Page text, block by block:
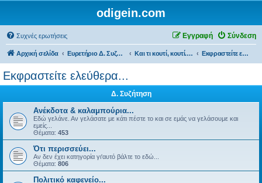
odigein.com
Συχνές ερωτήσεις Σύνδεση
Εγγραφή
Αρχική σελίδα Ευρετήριο Δ. Συζήτησης Και τι κουτί, κουτί... τώρα και η οδήγηση καινούργια σε κουτί... Εκφραστείτε ελεύθερα...
Εκφραστείτε ελεύθερα...
Δ. Συζήτηση
Ανέκδοτα & καλαμπούρια...
Εδώ γελάνε. Αν γελάσατε με κάτι πέστε το και σε εμάς να γελάσουμε και
εμείς...
Θέματα: 453
Ότι περισσεύει...
Αν δεν έχει κατηγορία γι'αυτό βάλτε το εδώ...
Θέματα: 806
Πολιτικό καφενείο...